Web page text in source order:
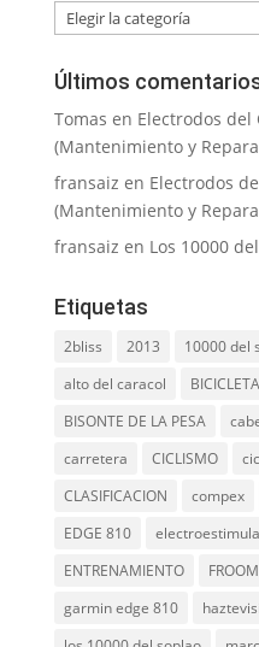
Categorías
Últimos
Tomas en Electrodos del
(Mantenimiento y
fransaiz en Electrodos
(Mantenimiento y
fransaiz en Los 10000
Etiquetas
2bliss 2013 10000 del
alto del caracol
BICICLETA
BISONTE DE LA PESA
carretera
CICLISMO
CLASIFICACION
compex
EDGE 810
ENTRENAMIENTO
garmin edge 810